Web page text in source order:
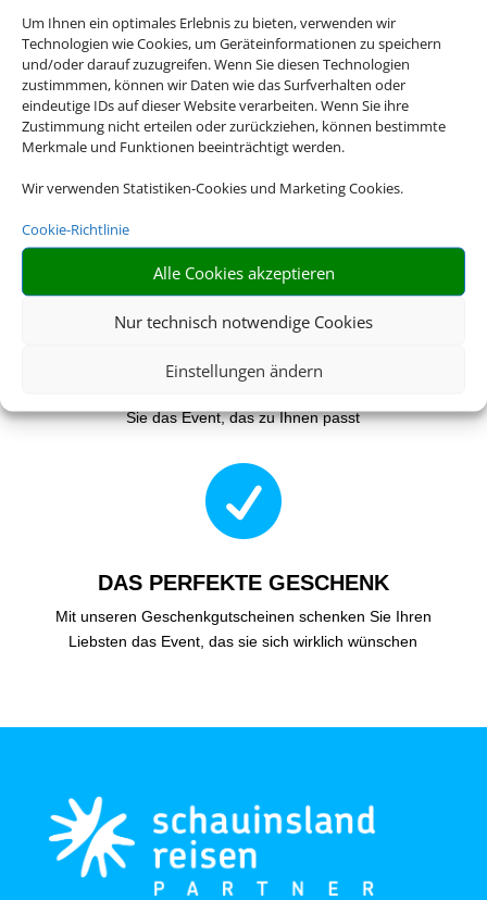
Um Ihnen ein optimales Erlebnis zu bieten, verwenden wir
Technologien wie Cookies, um Geräteinformationen zu speichern
und/oder darauf zuzugreifen. Wenn Sie diesen Technologien
zustimmmen, können wir Daten wie das Surfverhalten oder
eindeutige IDs auf dieser Website verarbeiten. Wenn Sie ihre
Zustimmung nicht erteilen oder zurückziehen, können bestimmte
Merkmale und Funktionen beeinträchtigt werden.
Wir verwenden Statistiken-Cookies und Marketing Cookies.
Cookie-Richtlinie
Alle Cookies akzeptieren
Nur technisch notwendige Cookies
Einstellungen ändern

RIESIGE AUSWAHL
Wählen Sie aus über 20.000 Events weltweit

GENAU MEIN DING
Sie das Event, das zu Ihnen passt

DAS PERFEKTE GESCHENK
Mit unseren Geschenkgutscheinen schenken Sie Ihren
Liebsten das Event, das sie sich wirklich wünschen